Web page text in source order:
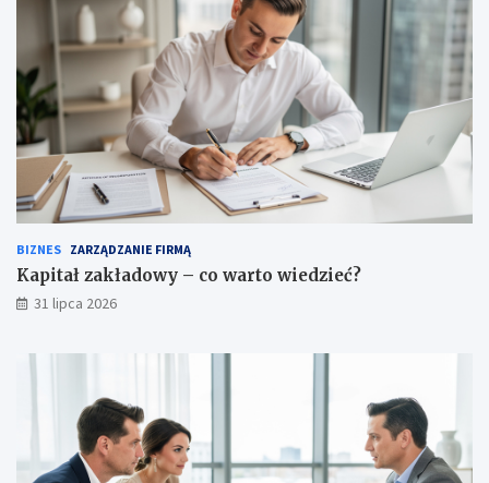
BIZNES ZARZĄDZANIE FIRMĄ
Kapitał zakładowy – co warto wiedzieć?
31 lipca 2026